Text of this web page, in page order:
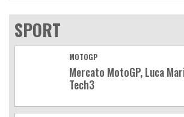
SPORT
MOTOGP
Mercato MotoGP, Luca
Tech3